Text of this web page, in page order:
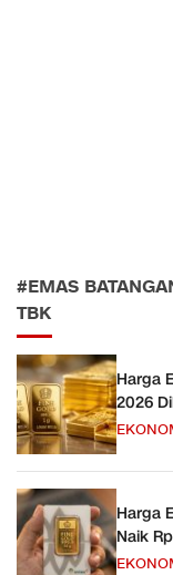
#EMAS
TBK
Harga
2026
Harga
Naik